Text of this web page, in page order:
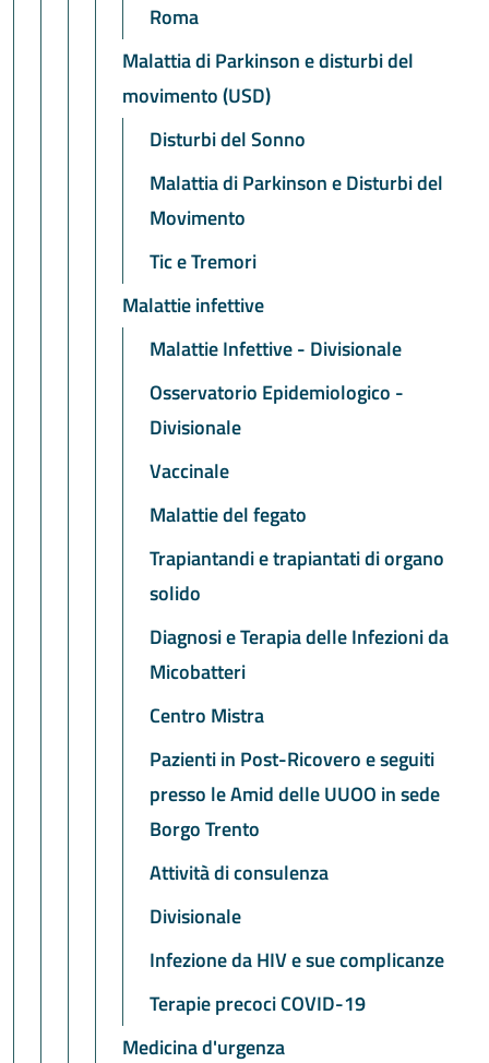
Roma
Malattia di Parkinson e disturbi del
movimento (USD)
Disturbi del Sonno
Malattia di Parkinson e Disturbi del
Movimento
Tic e Tremori
Malattie infettive
Malattie Infettive - Divisionale
Osservatorio Epidemiologico -
Divisionale
Vaccinale
Malattie del fegato
Trapiantandi e trapiantati di organo
solido
Diagnosi e Terapia delle Infezioni da
Micobatteri
Centro Mistra
Pazienti in Post-Ricovero e seguiti
presso le Amid delle UUOO in sede
Borgo Trento
Attività di consulenza
Divisionale
Infezione da HIV e sue complicanze
Terapie precoci COVID-19
Medicina d'urgenza